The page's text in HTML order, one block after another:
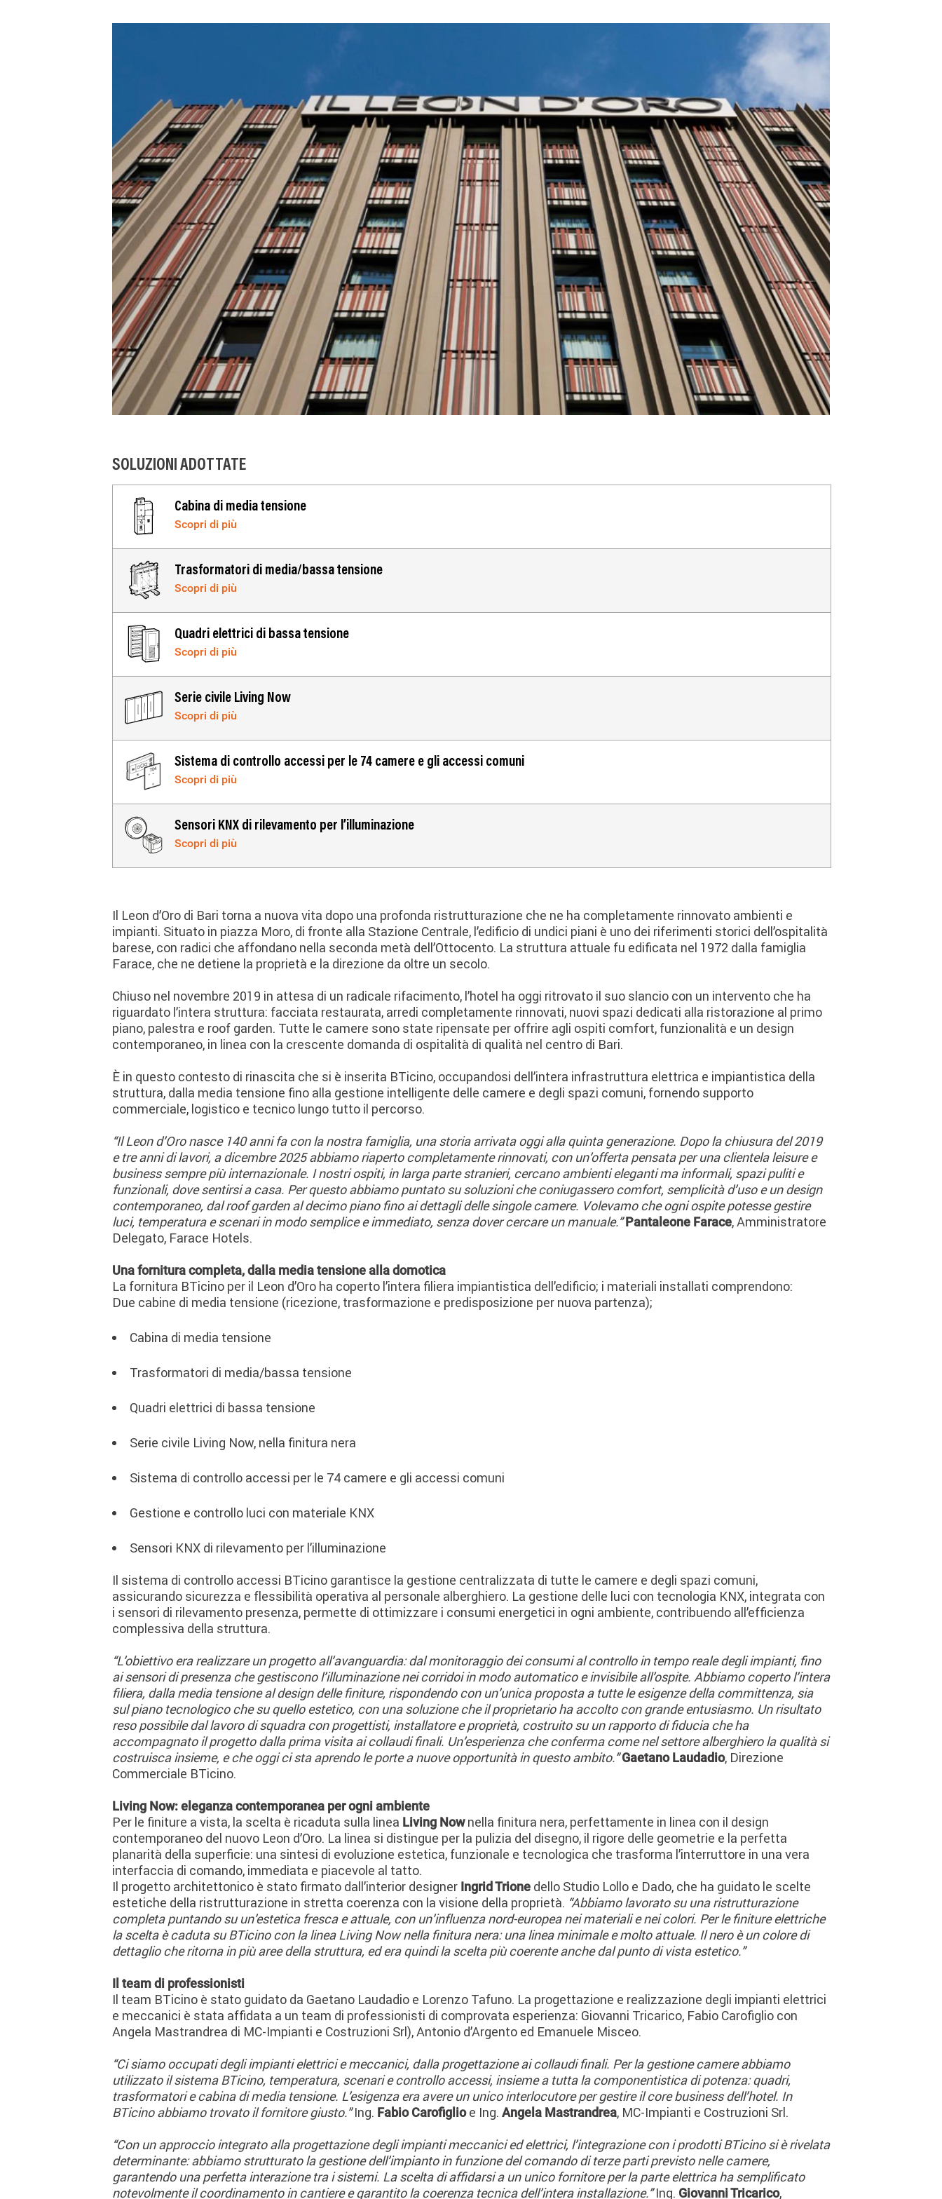
SOLUZIONI ADOTTATE
IMAGE Cabina di media tensione
Scopri di più
IMAGE Trasformatori di media/bassa tensione
Scopri di più
IMAGE Quadri elettrici di bassa tensione
Scopri di più
IMAGE Serie civile Living Now
Scopri di più
IMAGE Sistema di controllo accessi per le 74 camere e gli accessi comuni
Scopri di più
IMAGE Sensori KNX di rilevamento per l’illuminazione
Scopri di più
Il Leon d’Oro di Bari torna a nuova vita dopo una profonda ristrutturazione che ne ha completamente rinnovato ambienti e
impianti. Situato in piazza Moro, di fronte alla Stazione Centrale, l’edificio di undici piani è uno dei riferimenti storici dell’ospitalità
barese, con radici che affondano nella seconda metà dell’Ottocento. La struttura attuale fu edificata nel 1972 dalla famiglia
Farace, che ne detiene la proprietà e la direzione da oltre un secolo.
Chiuso nel novembre 2019 in attesa di un radicale rifacimento, l’hotel ha oggi ritrovato il suo slancio con un intervento che ha
riguardato l’intera struttura: facciata restaurata, arredi completamente rinnovati, nuovi spazi dedicati alla ristorazione al primo
piano, palestra e roof garden. Tutte le camere sono state ripensate per offrire agli ospiti comfort, funzionalità e un design
contemporaneo, in linea con la crescente domanda di ospitalità di qualità nel centro di Bari.
È in questo contesto di rinascita che si è inserita BTicino, occupandosi dell’intera infrastruttura elettrica e impiantistica della
struttura, dalla media tensione fino alla gestione intelligente delle camere e degli spazi comuni, fornendo supporto
commerciale, logistico e tecnico lungo tutto il percorso.
“Il Leon d’Oro nasce 140 anni fa con la nostra famiglia, una storia arrivata oggi alla quinta generazione. Dopo la chiusura del 2019
e tre anni di lavori, a dicembre 2025 abbiamo riaperto completamente rinnovati, con un’offerta pensata per una clientela leisure e
business sempre più internazionale. I nostri ospiti, in larga parte stranieri, cercano ambienti eleganti ma informali, spazi puliti e
funzionali, dove sentirsi a casa. Per questo abbiamo puntato su soluzioni che coniugassero comfort, semplicità d’uso e un design
contemporaneo, dal roof garden al decimo piano fino ai dettagli delle singole camere. Volevamo che ogni ospite potesse gestire
luci, temperatura e scenari in modo semplice e immediato, senza dover cercare un manuale.” Pantaleone Farace, Amministratore
Delegato, Farace Hotels.
Una fornitura completa, dalla media tensione alla domotica
La fornitura BTicino per il Leon d’Oro ha coperto l’intera filiera impiantistica dell’edificio; i materiali installati comprendono:
Due cabine di media tensione (ricezione, trasformazione e predisposizione per nuova partenza);
Cabina di media tensione
Trasformatori di media/bassa tensione
Quadri elettrici di bassa tensione
Serie civile Living Now, nella finitura nera
Sistema di controllo accessi per le 74 camere e gli accessi comuni
Gestione e controllo luci con materiale KNX
Sensori KNX di rilevamento per l’illuminazione
Il sistema di controllo accessi BTicino garantisce la gestione centralizzata di tutte le camere e degli spazi comuni,
assicurando sicurezza e flessibilità operativa al personale alberghiero. La gestione delle luci con tecnologia KNX, integrata con
i sensori di rilevamento presenza, permette di ottimizzare i consumi energetici in ogni ambiente, contribuendo all’efficienza
complessiva della struttura.
“L’obiettivo era realizzare un progetto all’avanguardia: dal monitoraggio dei consumi al controllo in tempo reale degli impianti, fino
ai sensori di presenza che gestiscono l’illuminazione nei corridoi in modo automatico e invisibile all’ospite. Abbiamo coperto l’intera
filiera, dalla media tensione al design delle finiture, rispondendo con un’unica proposta a tutte le esigenze della committenza, sia
sul piano tecnologico che su quello estetico, con una soluzione che il proprietario ha accolto con grande entusiasmo. Un risultato
reso possibile dal lavoro di squadra con progettisti, installatore e proprietà, costruito su un rapporto di fiducia che ha
accompagnato il progetto dalla prima visita ai collaudi finali. Un’esperienza che conferma come nel settore alberghiero la qualità si
costruisca insieme, e che oggi ci sta aprendo le porte a nuove opportunità in questo ambito.”Gaetano Laudadio, Direzione
Commerciale BTicino.
Living Now: eleganza contemporanea per ogni ambiente
Per le finiture a vista, la scelta è ricaduta sulla linea Living Nownella finitura nera, perfettamente in linea con il design
contemporaneo del nuovo Leon d’Oro. La linea si distingue per la pulizia del disegno, il rigore delle geometrie e la perfetta
planarità della superficie: una sintesi di evoluzione estetica, funzionale e tecnologica che trasforma l’interruttore in una vera
interfaccia di comando, immediata e piacevole al tatto.
Il progetto architettonico è stato firmato dall’interior designer Ingrid Trione dello Studio Lollo e Dado, che ha guidato le scelte
estetiche della ristrutturazione in stretta coerenza con la visione della proprietà. “Abbiamo lavorato su una ristrutturazione
completa puntando su un’estetica fresca e attuale, con un’influenza nord-europea nei materiali e nei colori. Per le finiture elettriche
la scelta è caduta su BTicino con la linea Living Now nella finitura nera: una linea minimale e molto attuale. Il nero è un colore di
dettaglio che ritorna in più aree della struttura, ed era quindi la scelta più coerente anche dal punto di vista estetico.”
Il team di professionisti
Il team BTicino è stato guidato da Gaetano Laudadio e Lorenzo Tafuno. La progettazione e realizzazione degli impianti elettrici
e meccanici è stata affidata a un team di professionisti di comprovata esperienza: Giovanni Tricarico, Fabio Carofiglio con
Angela Mastrandrea di MC-Impianti e Costruzioni Srl), Antonio d’Argento ed Emanuele Misceo.
“Ci siamo occupati degli impianti elettrici e meccanici, dalla progettazione ai collaudi finali. Per la gestione camere abbiamo
utilizzato il sistema BTicino, temperatura, scenari e controllo accessi, insieme a tutta la componentistica di potenza: quadri,
trasformatori e cabina di media tensione. L’esigenza era avere un unico interlocutore per gestire il core business dell’hotel. In
BTicino abbiamo trovato il fornitore giusto.”Ing. Fabio Carofiglioe Ing. Angela Mastrandrea, MC-Impianti e Costruzioni Srl.
“Con un approccio integrato alla progettazione degli impianti meccanici ed elettrici, l’integrazione con i prodotti BTicino si è rivelata
determinante: abbiamo strutturato la gestione dell’impianto in funzione del comando di terze parti previsto nelle camere,
garantendo una perfetta interazione tra i sistemi. La scelta di affidarsi a un unico fornitore per la parte elettrica ha semplificato
notevolmente il coordinamento in cantiere e garantito la coerenza tecnica dell’intera installazione.”Ing. Giovanni Tricarico,